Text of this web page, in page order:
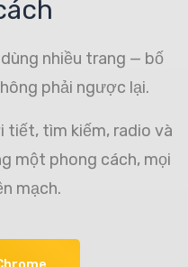
nhiều trang — bố
phải ngược lại.
tiết, tìm kiếm, radio và
một phong cách, mọi
mạch.